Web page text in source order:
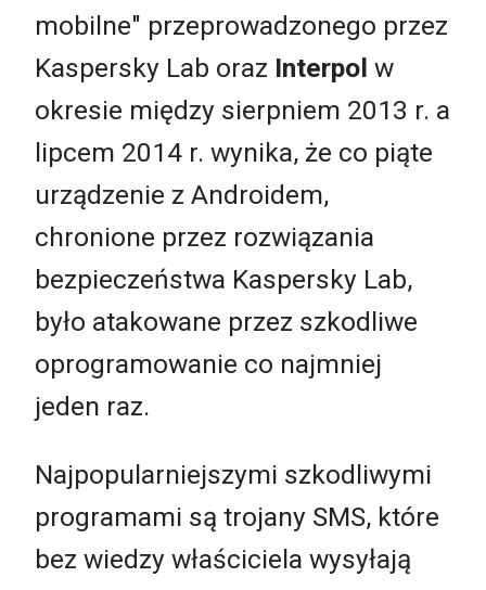
mobilne" przeprowadzonego przez
Kaspersky Lab oraz Interpol w
okresie między sierpniem 2013 r. a
lipcem 2014 r. wynika, że co piąte
urządzenie z Androidem,
chronione przez rozwiązania
bezpieczeństwa Kaspersky Lab,
było atakowane przez szkodliwe
oprogramowanie co najmniej
jeden raz.
Najpopularniejszymi szkodliwymi
programami są trojany SMS, które
bez wiedzy właściciela wysyłają